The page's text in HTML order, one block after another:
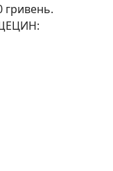
гривень.